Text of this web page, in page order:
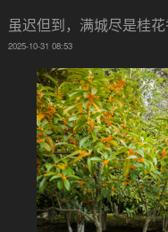
虽迟但到，满城尽是桂花
2025-10-31 08:53